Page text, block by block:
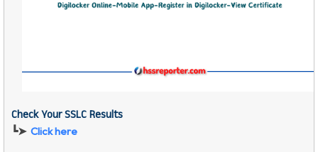
Check Your SSLC Results
┗➤ Click here